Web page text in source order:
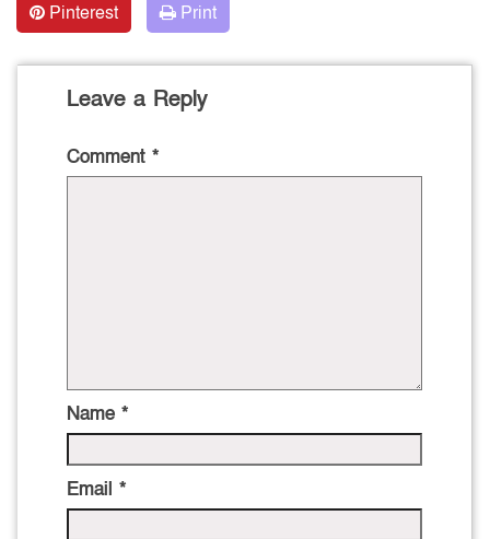
Pinterest
Print
Leave a Reply
Comment *
Name *
Email *